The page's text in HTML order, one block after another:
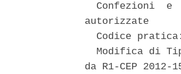
Confezioni  e
autorizzate
Codice
Modifica di
da R1-CEP